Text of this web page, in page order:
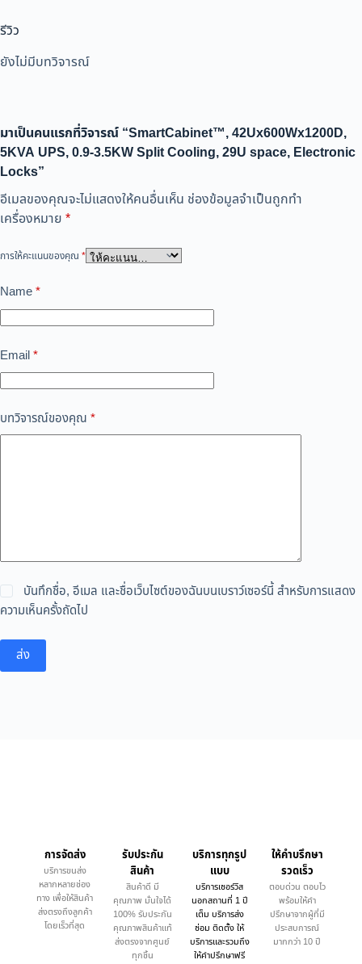
รีวิว
ยังไม่มีบทวิจารณ์
มาเป็นคนแรกที่วิจารณ์ “SmartCabinet™, 42Ux600Wx1200D,
5KVA UPS, 0.9-3.5KW Split Cooling, 29U space, Electronic
Locks”
อีเมลของคุณจะไม่แสดงให้คนอื่นเห็น ช่องข้อมูลจำเป็นถูกทำ
เครื่องหมาย *
การให้คะแนนของคุณ *
Name*
Email*
บทวิจารณ์ของคุณ *
บันทึกชื่อ, อีเมล และชื่อเว็บไซต์ของฉันบนเบราว์เซอร์นี้ สำหรับการแสดง
ความเห็นครั้งถัดไป
ส่ง
การจัดส่ง
บริการขนส่ง
หลากหลายช่อง
ทาง เพื่อให้สินค้า
ส่งตรงถึงลูกค้า
โดยเร็วที่สุด
รับประกัน
สินค้า
สินค้าดี มี
คุณภาพ มั่นใจได้
100% รับประกัน
คุณภาพสินค้าแท้
ส่งตรงจากศูนย์
ทุกชิ้น
บริการทุกรูป
แบบ
บริการเซอร์วิส
นอกสถานที่ 1 ปี
เต็ม บริการส่ง
ซ่อม ติดตั้ง ให้
บริการและรวมถึง
ให้คำปรึกษาฟรี
ให้คำบรึกษา
รวดเร็ว
ตอบด่วน ตอบไว
พร้อมให้คำ
ปรึกษาจากผู้ที่มี
ประสบการณ์
มากกว่า 10 ปี